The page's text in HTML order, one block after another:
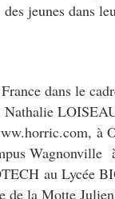
jeunes dans
dans le
à
au Lycée
de la Motte